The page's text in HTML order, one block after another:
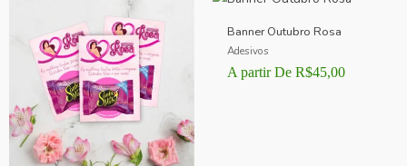
Banner Outubro Rosa
Adesivos
A partir De R$45,00